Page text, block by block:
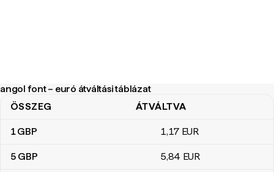
angol font – euró átváltási táblázat
angol font – euró átváltási táblázat
ÖSSZEG ÁTVÁLTVA
1GBP 1,17 EUR
5 GBP 5,84 EUR